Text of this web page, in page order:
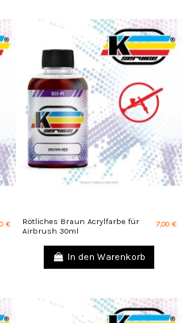
€
Rötliches Braun Acrylfarbe für
Airbrush 30ml
7,00 €
In den Warenkorb